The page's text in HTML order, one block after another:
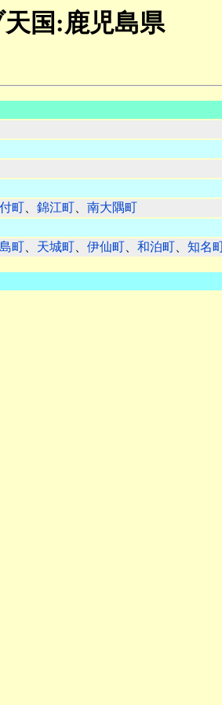
国:鹿児島県
町、 錦江町、 南大隅町
町、 天城町、 伊仙町、 和泊町、 知名